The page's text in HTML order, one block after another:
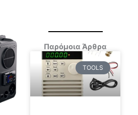
Παρόμοια Άρθρα
TOOLS